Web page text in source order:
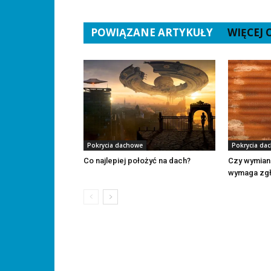
POWIĄZANE ARTYKUŁY WIĘCEJ
Pokrycia dachowe
Co najlepiej położyć na dach?
Pokrycia
Czy
wymaga